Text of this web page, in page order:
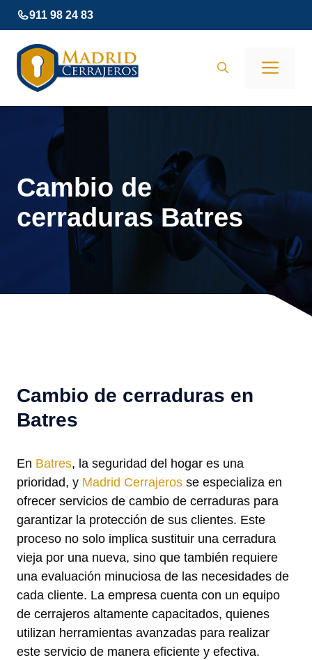
Saltar
al
contenido
911 98 24 83
Cambio de
cerraduras Batres
Cambio de cerraduras en
Batres
En Batres, la seguridad del hogar es una
prioridad, y Madrid Cerrajeros se especializa en
ofrecer servicios de cambio de cerraduras para
garantizar la protección de sus clientes. Este
proceso no solo implica sustituir una cerradura
vieja por una nueva, sino que también requiere
una evaluación minuciosa de las necesidades de
cada cliente. La empresa cuenta con un equipo
de cerrajeros altamente capacitados, quienes
utilizan herramientas avanzadas para realizar
este servicio de manera eficiente y efectiva.